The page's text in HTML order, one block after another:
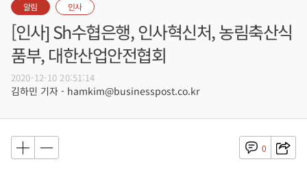
알림 인사
[인사] Sh수협은행, 인사혁신처, 농림축산식
품부, 대한산업안전협회
2020-12-10 20:51:14
김하민 기자 - hamkim@businesspost.co.kr
0